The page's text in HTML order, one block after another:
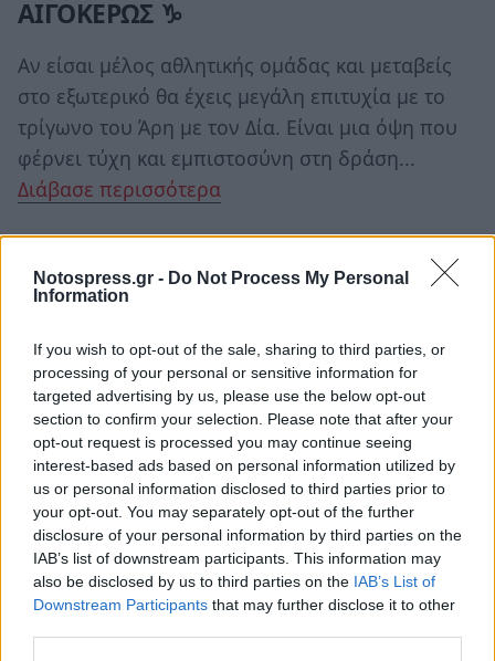
Notospress.gr - Do Not Process My Personal
Information
If you wish to opt-out of the sale, sharing to third parties, or
processing of your personal or sensitive information for
targeted advertising by us, please use the below opt-out
section to confirm your selection. Please note that after your
opt-out request is processed you may continue seeing
interest-based ads based on personal information utilized by
us or personal information disclosed to third parties prior to
your opt-out. You may separately opt-out of the further
disclosure of your personal information by third parties on the
IAB’s list of downstream participants. This information may
also be disclosed by us to third parties on the IAB’s List of
Downstream Participants that may further disclose it to other
ΑΙΓΟΚΕΡΩΣ ♑
Αν είσαι μέλος αθλητικής ομάδας και μεταβείς
στο εξωτερικό θα έχεις μεγάλη επιτυχία με το
τρίγωνο του Άρη με τον Δία. Είναι μια όψη που
φέρνει τύχη και εμπιστοσύνη στη δράση...
Διάβασε περισσότερα
οίκο τονίζει τις προσωπικές σου ελευθερίες και
απαιτήσεις σε σχέση με τους άλλους. Η ανάγκη
σου να εκφραστείς μπορεί να φέρει... Διάβασε
περισσότερα
ΙΧΘΥΕΣ ♓
Η Πανσέληνος στον 12οσου σε προδιαθέτει να
κινηθείς παρασκηνιακά και σου προκαλεί